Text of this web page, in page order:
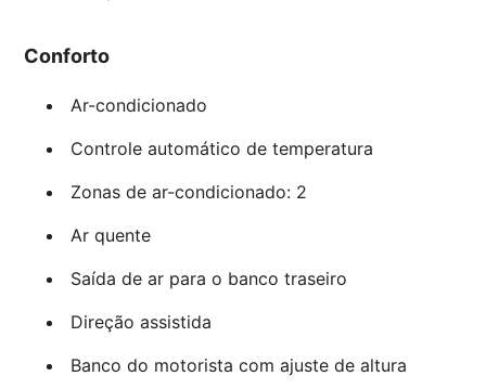
Conforto
Ar-condicionado
Controle automático de temperatura
Zonas de ar-condicionado: 2
Ar quente
Saída de ar para o banco traseiro
Direção assistida
Banco do motorista com ajuste de altura